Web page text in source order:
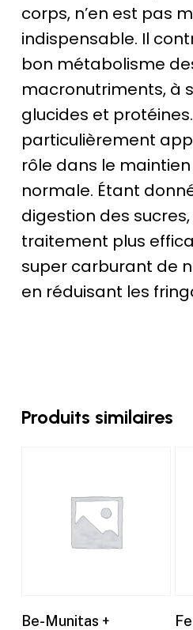
corps, n’en est pas
indispensable. Il
bon métabolisme
macronutriments, à
glucides et
particulièrement
rôle dans le
normale. Étant
digestion des
traitement plus
super carburant de
en réduisant les
Produits similaires
Be-Munitas +